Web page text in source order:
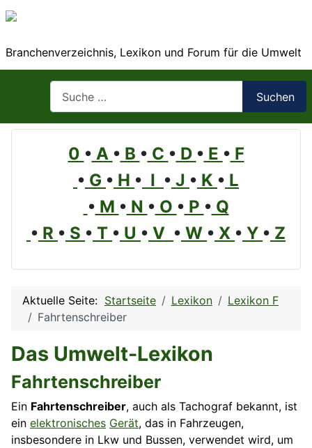
Branchenverzeichnis, Lexikon und Forum für die Umwelt
Suchen
0 • A • B • C • D • E • F
• G • H • I • J • K • L
• M • N • O • P • Q
• R • S • T • U • V • W • X • Y • Z
Aktuelle Seite: Startseite Lexikon
Lexikon F
Fahrtenschreiber
Das Umwelt-Lexikon
Fahrtenschreiber
Ein Fahrtenschreiber, auch als Tachograf bekannt, ist
ein elektronisches Gerät, das in Fahrzeugen,
insbesondere in Lkw und Bussen, verwendet wird, um